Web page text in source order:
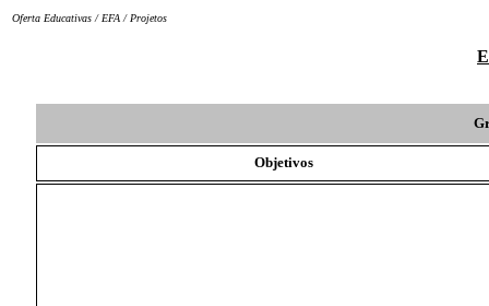
Oferta Educativas / EFA / Projetos
Objetivos